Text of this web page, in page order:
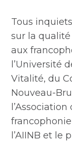
Tous
sur la
aux
l’Université
Vitalité, du
Nouveau-
l’AIINB et